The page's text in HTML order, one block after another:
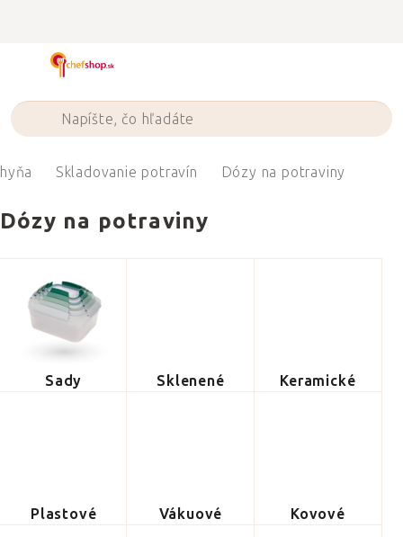
Skladovanie potravín Dózy na potraviny
Dózy na potraviny
Sady Sklenené Keramické
Plastové Vákuové Kovové